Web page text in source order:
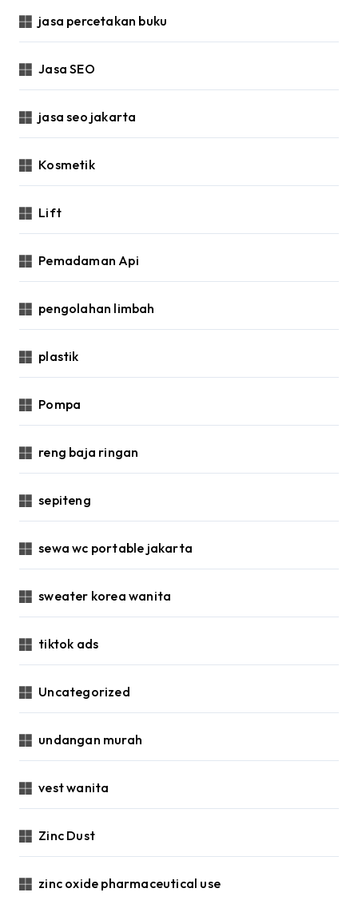
jasa percetakan buku
Jasa SEO
jasa seo jakarta
Kosmetik
Lift
Pemadaman Api
pengolahan limbah
plastik
Pompa
reng baja ringan
sepiteng
sewa wc portable jakarta
sweater korea wanita
tiktok ads
Uncategorized
undangan murah
vest wanita
Zinc Dust
zinc oxide pharmaceutical use